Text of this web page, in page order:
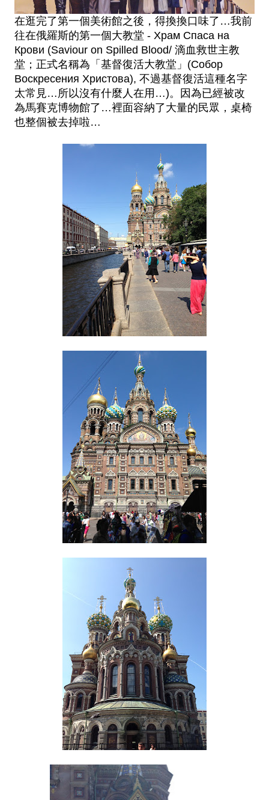
在逛完了第一個美術館之後，得換換口味了…我前
往在俄羅斯的第一個大教堂 - Храм Спаса на
Крови (Saviour on Spilled Blood/ 滴血救世主教
堂；正式名稱為「基督復活大教堂」(Собор
Воскресения Христова), 不過基督復活這種名字
太常見…所以沒有什麼人在用…)。因為已經被改
為馬賽克博物館了…裡面容納了大量的民眾，桌椅
也整個被去掉啦…